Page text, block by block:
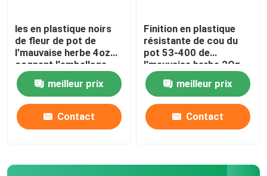
les en plastique noirs
de fleur de pot de
l'mauvaise herbe 4oz
cognent l'emballage
avec le chapeau
meilleur prix
Contact
Finition en plastique
résistante de cou du
pot 53-400 de
l'mauvaise herbe 2Oz
d'enfant blanc noir
meilleur prix
Contact